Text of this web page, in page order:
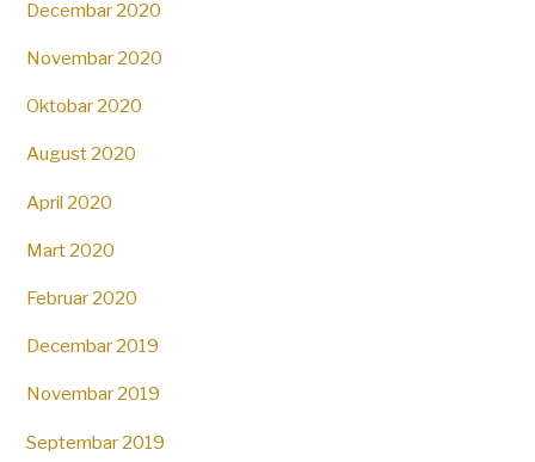
Decembar 2020
Novembar 2020
Oktobar 2020
August 2020
April 2020
Mart 2020
Februar 2020
Decembar 2019
Novembar 2019
Septembar 2019